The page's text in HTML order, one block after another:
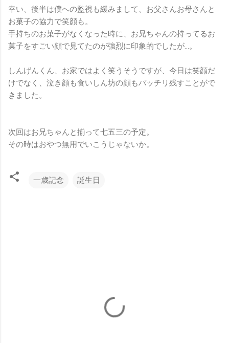
幸い、後半は僕への監視も緩みまして、お父さんお母さんと
お菓子の協力で笑顔も。
手持ちのお菓子がなくなった時に、お兄ちゃんの持ってるお
菓子をすごい顔で見てたのが強烈に印象的でしたが…。
しんげんくん、お家ではよく笑うそうですが、今日は笑顔だ
けでなく、泣き顔も食いしん坊の顔もバッチリ残すことがで
きました。
次回はお兄ちゃんと揃って七五三の予定。
その時はおやつ無用でいこうじゃないか。
一歳記念 誕生日